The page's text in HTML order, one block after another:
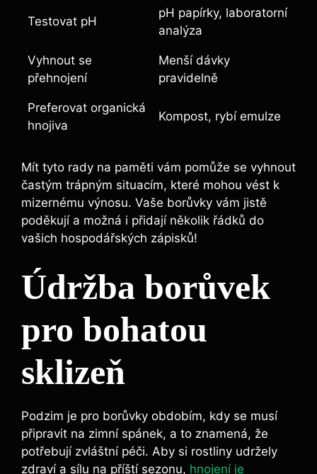
Testovat pH
pH papírky, laboratorní
analýza
Vyhnout se
přehnojení
Menší dávky
pravidelně
Preferovat organická
hnojiva
Kompost, rybí emulze
Mít⁢ tyto rady ‌na paměti⁣ vám ​pomůže se vyhnout‍
častým trápným situacím, které mohou vést k
mizernému výnosu. Vaše borůvky vám jistě
poděkují a ⁢možná i přidají několik řádků do
vašich⁢ hospodářských ⁢zápisků!
Údržba borůvek
‍pro ⁤bohatou
sklizeň
Podzim je pro borůvky obdobím, kdy ⁤se musí⁤
připravit na zimní‍ spánek, a to⁣ znamená, že
potřebují zvláštní péči. Aby si rostliny udržely
zdraví a sílu na příští sezonu, hnojení je